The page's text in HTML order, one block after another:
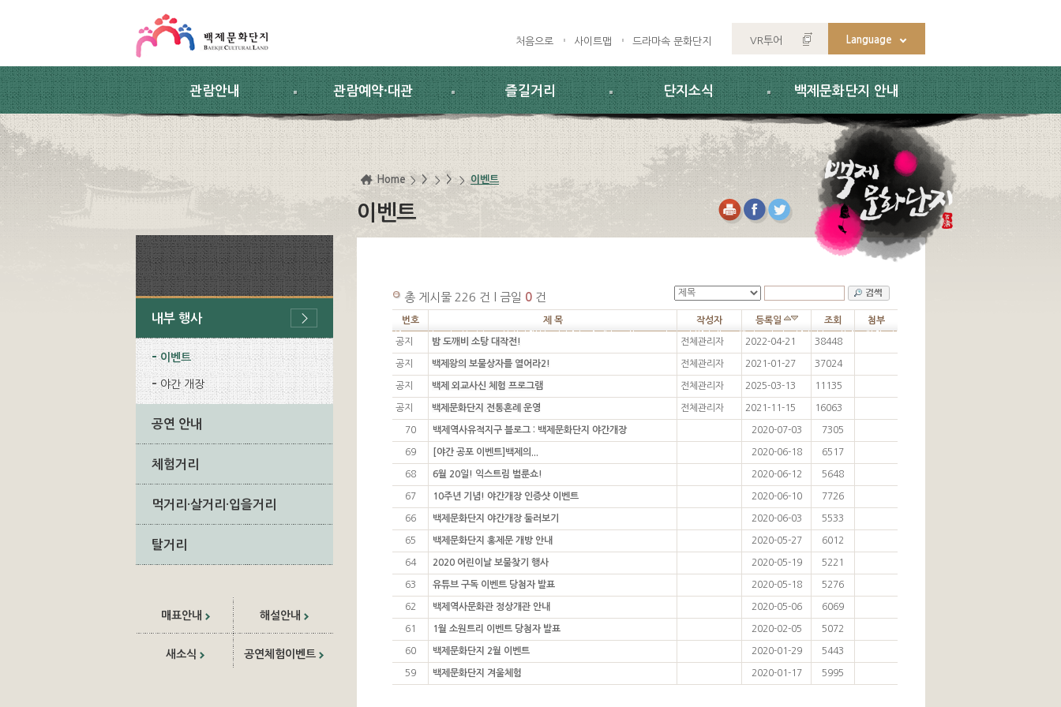
처음으로 사이트맵 드라마속 문화단지 VR투어 Language
관람안내 관람예약·대관 즐길거리 단지소식 백제문화단지 안내
내부 행사
이벤트
야간 개장
공연 안내
체험거리
먹거리·살거리·입을거리
탈거리
매표안내 해설안내
새소식 공연체험이벤트
Home > > 이벤트
이벤트
총 게시물 226 건 l 금일 0 건
번호 제 목 작성자 등록일 조회 첨부
공지 밤 도깨비 소탕 대작전! 전체관리자 2022-04-21 38448
공지 백제왕의 보물상자를 열어라2! 전체관리자 2021-01-27 37024
공지 백제 외교사신 체험 프로그램 전체관리자 2025-03-13 11135
공지 백제문화단지 전통혼례 운영 전체관리자 2021-11-15 16063
70 백제역사유적지구 블로그 : 백제문화단지 야간개장 2020-07-03 7305
69 [야간 공포 이벤트]백제의... 2020-06-18 6517
68 6월 20일! 익스트림 벌룬쇼! 2020-06-12 5648
67 10주년 기념! 야간개장 인증샷 이벤트 2020-06-10 7726
66 백제문화단지 야간개장 둘러보기 2020-06-03 5533
65 백제문화단지 홍제문 개방 안내 2020-05-27 6012
64 2020 어린이날 보물찾기 행사 2020-05-19 5221
63 유튜브 구독 이벤트 당첨자 발표 2020-05-18 5276
62 백제역사문화관 정상개관 안내 2020-05-06 6069
61 1월 소원트리 이벤트 당첨자 발표 2020-02-05 5072
60 백제문화단지 2월 이벤트 2020-01-29 5443
59 백제문화단지 겨울체험 2020-01-17 5995